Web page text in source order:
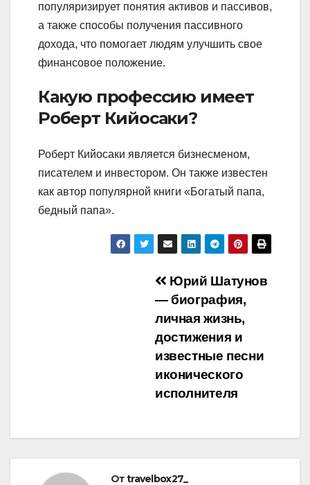
популяризирует понятия активов и пассивов,
а также способы получения пассивного
дохода, что помогает людям улучшить свое
финансовое положение.
Какую профессию имеет
Роберт Кийосаки?
Роберт Кийосаки является бизнесменом,
писателем и инвестором. Он также известен
как автор популярной книги «Богатый папа,
бедный папа».
Навигация
Юрий Шатунов
— биография,
личная жизнь,
достижения и
известные песни
иконического
исполнителя
Отtravelbox27_